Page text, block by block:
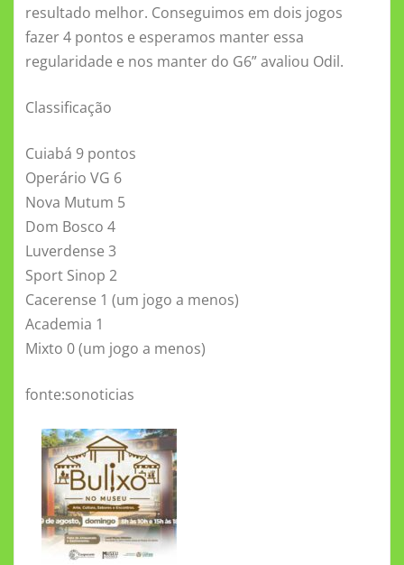
resultado melhor. Conseguimos em dois jogos
fazer 4 pontos e esperamos manter essa
regularidade e nos manter do G6” avaliou Odil.
Classificação
Cuiabá 9 pontos
Operário VG 6
Nova Mutum 5
Dom Bosco 4
Luverdense 3
Sport Sinop 2
Cacerense 1 (um jogo a menos)
Academia 1
Mixto 0 (um jogo a menos)
fonte:sonoticias